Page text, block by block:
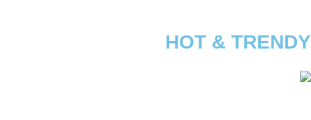
HOT & TRENDY